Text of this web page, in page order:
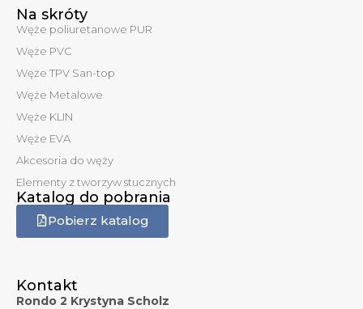
Na skróty
Węże poliuretanowe PUR
Węże PVC
Węże TPV San-top
Węże Metalowe
Węże KLIN
Węże EVA
Akcesoria do węży
Elementy z tworzyw stucznych
Katalog do pobrania
Pobierz katalog
Kontakt
Rondo 2 Krystyna Scholz